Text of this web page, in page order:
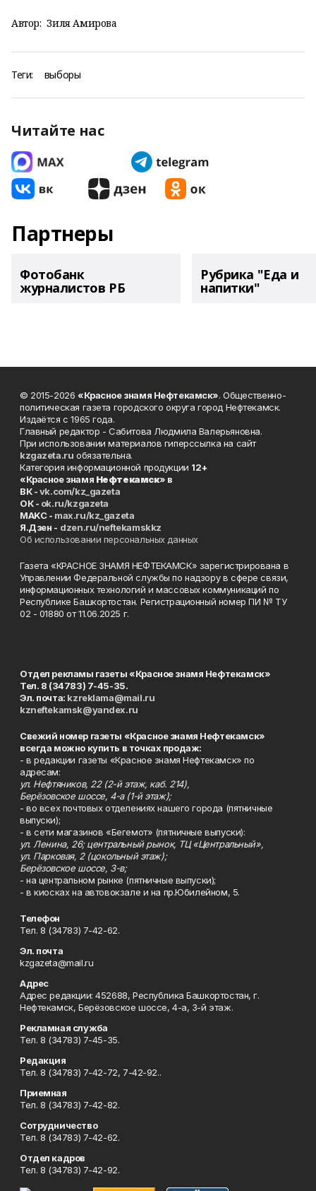
Автор: Зиля Амирова
Теги: выборы
Читайте нас
Партнеры
Фотобанк
журналистов РБ
Рубрика "Еда и
напитки"
© 2015-2026 «Красное знамя Нефтекамск». Общественно-
политическая газета городского округа город Нефтекамск.
Издаётся с 1965 года.
Главный редактор - Сабитова Людмила Валерьяновна.
При использовании материалов гиперссылка на сайт
kzgazeta.ru обязательна.
Категория информационной продукции 12+
«Красное знамя Нефтекамск» в
ВК -vk.com/kz_gazeta
ОК - ok.ru/kzgazeta
MAKC - max.ru/kz_gazeta
Я.Дзен - dzen.ru/neftekamskkz
Об использовании персональных данных
Газета «КРАСНОЕ ЗНАМЯ НЕФТЕКАМСК» зарегистрирована в
Управлении Федеральной службы по надзору в сфере связи,
информационных технологий и массовых коммуникаций по
Республике Башкортостан. Регистрационный номер ПИ № ТУ
02 - 01880 от 11.06.2025 г.
Отдел рекламы газеты «Красное знамя Нефтекамск»
Тел. 8 (34783) 7-45-35.
Эл. почта: kzreklama@mail.ru
kzneftekamsk@yandex.ru
Свежий номер газеты «Красное знамя Нефтекамск»
всегда можно купить в точках продаж:
- в редакции газеты «Красное знамя Нефтекамск» по
адресам:
ул. Нефтяников, 22 (2-й этаж, каб. 214),
Берёзовское шоссе, 4-а (1-й этаж);
- во всех почтовых отделениях нашего города (пятничные
выпуски);
- в сети магазинов «Бегемот» (пятничные выпуски):
ул. Ленина, 26; центральный рынок, ТЦ «Центральный»,
ул. Парковая, 2 (цокольный этаж);
Берёзовское шоссе, 3-в;
- на центральном рынке (пятничные выпуски);
- в киосках на автовокзале и на пр.Юбилейном, 5.
Телефон
Тел. 8 (34783) 7-42-62.
Эл. почта
kzgazeta@mail.ru
Адрес
Адрес редакции: 452688, Республика Башкортостан, г.
Нефтекамск, Берёзовское шоссе, 4-а, 3-й этаж.
Рекламная служба
Тел. 8 (34783) 7-45-35.
Редакция
Тел. 8 (34783) 7-42-72, 7-42-92..
Приемная
Тел. 8 (34783) 7-42-82.
Сотрудничество
Тел. 8 (34783) 7-42-62.
Отдел кадров
Тел. 8 (34783) 7-42-92.